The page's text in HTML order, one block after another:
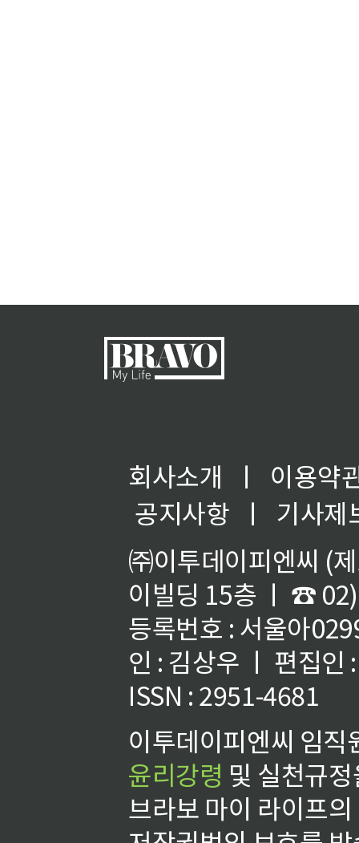
회사소개 ㅣ
이용약
공지사항
ㅣ
기사제
㈜이투데이피엔씨 (
이빌딩 15층 ㅣ ☎
등록번호 : 서울아
인 : 김상우 ㅣ 편집인
ISSN : 2951-4681
이투데이피엔씨 임
윤리강령 및 실천규
브라보 마이 라이프